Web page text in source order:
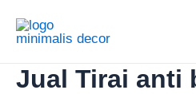
Jual Tirai anti